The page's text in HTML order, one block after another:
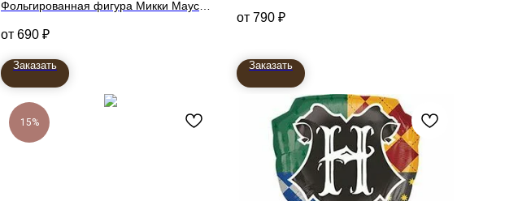
Фольгированная фигура Микки Маус
690 ₽
Заказать
790 ₽
Заказать
15%